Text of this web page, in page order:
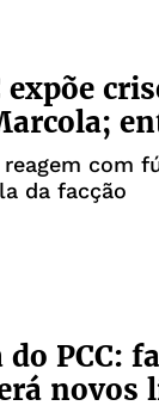
expõe
reagem com
da facção
PCC:
novos